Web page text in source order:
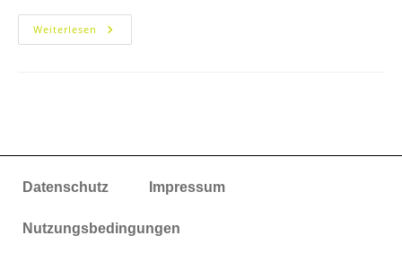
Weiterlesen
Datenschutz Impressum
Nutzungsbedingungen